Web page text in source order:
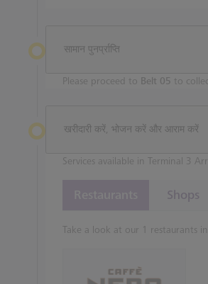
सामान पुनर्प्राप्ति
Please proceed to Belt 05 to
खरीदारी करें, भोजन करें और आराम करें
Services available in Terminal 3
Shops
Take a look at our 1 restaurants